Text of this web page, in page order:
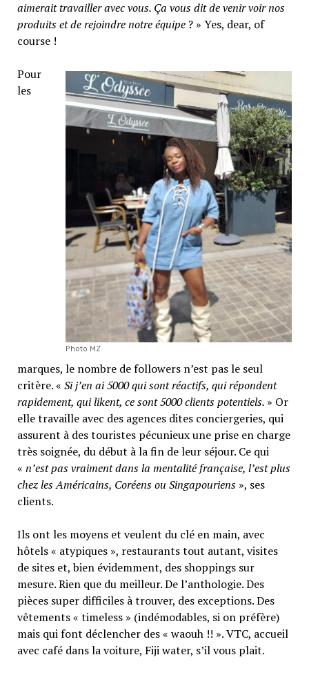
aimerait travailler avec vous. Ça vous dit de venir voir nos
produits et de rejoindre notre équipe? » Yes, dear, of
course !
Photo MZ
Pour
les
marques, le nombre de followers n’est pas le seul
critère. « Si j’en ai 5000 qui sont réactifs, qui répondent
rapidement, qui likent, ce sont 5000 clients potentiels. » Or
elle travaille avec des agences dites conciergeries, qui
assurent à des touristes pécunieux une prise en charge
très soignée, du début à la fin de leur séjour. Ce qui
« n’est pas vraiment dans la mentalité française, l’est plus
chez les Américains, Coréens ou Singapouriens», ses
clients.
Ils ont les moyens et veulent du clé en main, avec
hôtels « atypiques », restaurants tout autant, visites
de sites et, bien évidemment, des shoppings sur
mesure. Rien que du meilleur. De l’anthologie. Des
pièces super difficiles à trouver, des exceptions. Des
vêtements « timeless » (indémodables, si on préfère)
mais qui font déclencher des « waouh !! ». VTC, accueil
avec café dans la voiture, Fiji water, s’il vous plait.